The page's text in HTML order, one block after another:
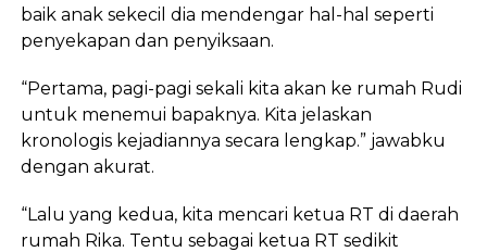
baik anak sekecil dia mendengar hal-hal seperti
penyekapan dan penyiksaan.
“Pertama, pagi-pagi sekali kita akan ke rumah Rudi
untuk menemui bapaknya. Kita jelaskan
kronologis kejadiannya secara lengkap.” jawabku
dengan akurat.
“Lalu yang kedua, kita mencari ketua RT di daerah
rumah Rika. Tentu sebagai ketua RT sedikit